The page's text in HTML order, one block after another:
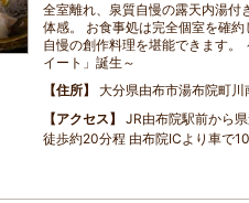
全室離れ、泉質自慢の露天内湯付
体感。 お食事処は完全個室を確
自慢の創作料理を堪能できます。
イート」誕生～
住所
大分県由布市湯布院町川
アクセス
JR由布院駅前から
徒歩約20分程 由布院ICより車で